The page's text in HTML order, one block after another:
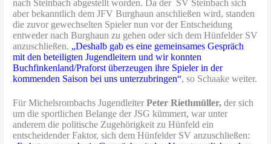
nach Steinbach abgestellt worden. Da der SV Steinbach sich
aber bekanntlich dem JFV Burghaun anschließen wird, standen
die zuvor gewechselten Spieler nun vor der Entscheidung
entweder nach Burghaun zu gehen oder sich dem Hünfelder SV
anzuschließen. „Deshalb gab es eine gemeinsames Gespräch
mitden beteiligten Jugendleitern und wir konnten
Buchfinkenland/Praforst überzeugen ihre Spieler in der
kommenden Saison bei uns unterzubringen“, so Schaake weiter.
Für Michelsrombachs JugendleiterPeter Riethmüller, der sich
um die sportlichen Belange der JSG kümmert, war unter
anderem die politische Zugehörigkeit zu Hünfeld ein
entscheidender Faktor, sich dem Hünfelder SV anzuschließen: